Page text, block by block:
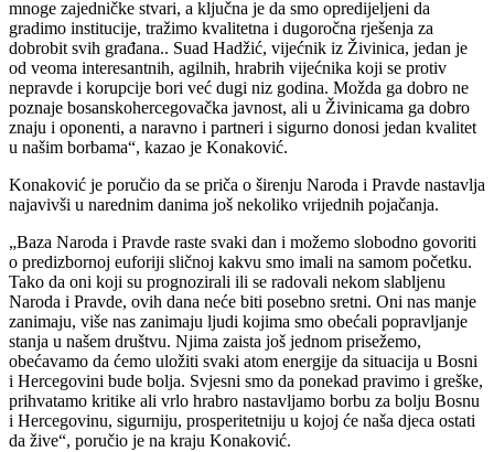
mnoge zajedničke stvari, a ključna je da smo opredijeljeni da
gradimo institucije, tražimo kvalitetna i dugoročna rješenja za
dobrobit svih građana.. Suad Hadžić, vijećnik iz Živinica, jedan je
od veoma interesantnih, agilnih, hrabrih vijećnika koji se protiv
nepravde i korupcije bori već dugi niz godina. Možda ga dobro ne
poznaje bosanskohercegovačka javnost, ali u Živinicama ga dobro
znaju i oponenti, a naravno i partneri i sigurno donosi jedan kvalitet
u našim borbama“, kazao je Konaković.
Konaković je poručio da se priča o širenju Naroda i Pravde nastavlja
najavivši u narednim danima još nekoliko vrijednih pojačanja.
„Baza Naroda i Pravde raste svaki dan i možemo slobodno govoriti
o predizbornoj euforiji sličnoj kakvu smo imali na samom početku.
Tako da oni koji su prognozirali ili se radovali nekom slabljenu
Naroda i Pravde, ovih dana neće biti posebno sretni. Oni nas manje
zanimaju, više nas zanimaju ljudi kojima smo obećali popravljanje
stanja u našem društvu. Njima zaista još jednom prisežemo,
obećavamo da ćemo uložiti svaki atom energije da situacija u Bosni
i Hercegovini bude bolja. Svjesni smo da ponekad pravimo i greške,
prihvatamo kritike ali vrlo hrabro nastavljamo borbu za bolju Bosnu
i Hercegovinu, sigurniju, prosperitetniju u kojoj će naša djeca ostati
da žive“, poručio je na kraju Konaković.